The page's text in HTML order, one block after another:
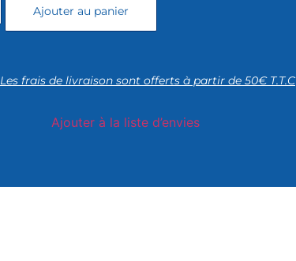
Ajouter au panier
Les frais de livraison sont offerts à partir de 50€ T.T.C
Ajouter à la liste d’envies